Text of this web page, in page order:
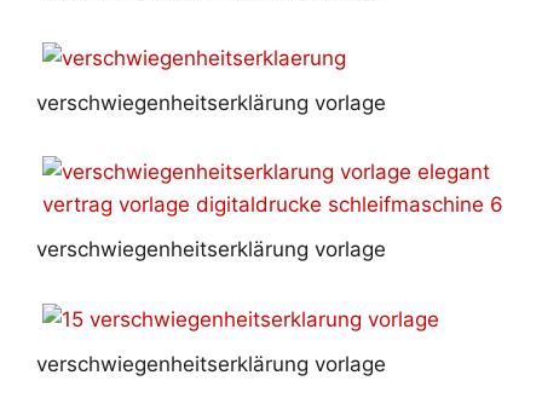
verschwiegenheitserklärung vorlage
verschwiegenheitserklärung vorlage
verschwiegenheitserklärung vorlage